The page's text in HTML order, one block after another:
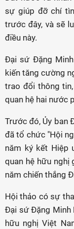
sự giúp đỡ chí
trước đây, và sẽ
điều này.
Đại sứ Đặng
kiến tăng cường
trao đổi thông
quan hệ hai nước
Trước đó, Ủy ban
đã tổ chức "Hội
năm ký kết Hiệp
quan hệ hữu nghị
năm chiến thắng
Hội thảo có sự
Đại sứ Đặng Minh
hữu nghị Việt